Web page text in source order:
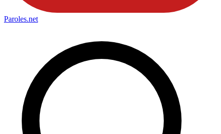
Paroles.net